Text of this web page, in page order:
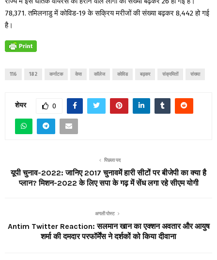
78,371. तमिलनाडु में कोविड-19 के सक्रिय मरीजों की संख्या बढ़कर 8,442 हो गई
है।
116 182 कर्नाटक केस कॉलेज कोविड बढ़कर संक्रमितों संख्या
शेयर 0
पिछला पद
यूपी चुनाव-2022: जानिए 2017 चुनावमें हारी सीटों पर बीजेपी का क्या है
प्लान? मिशन-2022 के लिए सपा के गढ़ में सेंध लगा रहे सीएम योगी
अगली पोस्ट
Antim Twitter Reaction: सलमान खान का एक्शन अवतार और आयुष
शर्मा की दमदार परफॉर्मेंस ने दर्शकों को किया दीवाना